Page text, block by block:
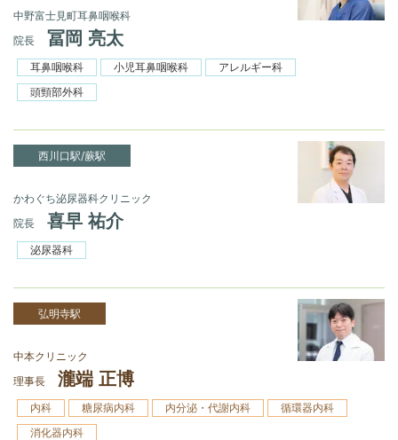
中野富士見町耳鼻咽喉科
院長
冨岡 亮太
耳鼻咽喉科 小児耳鼻咽喉科
アレルギー科
頭頸部外科
西川口駅/蕨駅
かわぐち泌尿器科クリニック
院長
喜早 祐介
泌尿器科
弘明寺駅
中本クリニック
理事長
瀧端 正博
内科 糖尿病内科 内分泌・代謝内科
循環器内科
消化器内科